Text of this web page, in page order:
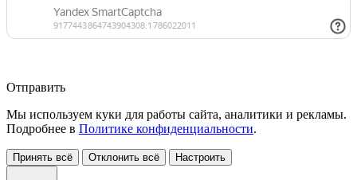
Отправить
Мы используем куки для работы сайта, аналитики и рекламы.
Подробнее в Политике конфиденциальности.
Принять всё Отклонить всё Настроить